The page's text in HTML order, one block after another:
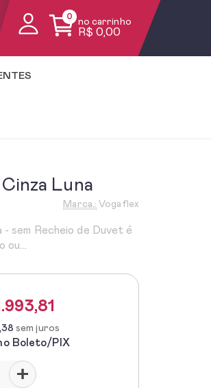
0
no carrinho
R$ 0,00
Luna
Marca.: Vogaflex
sem Recheio de Duvet é
sem juros
Boleto/PIX
+